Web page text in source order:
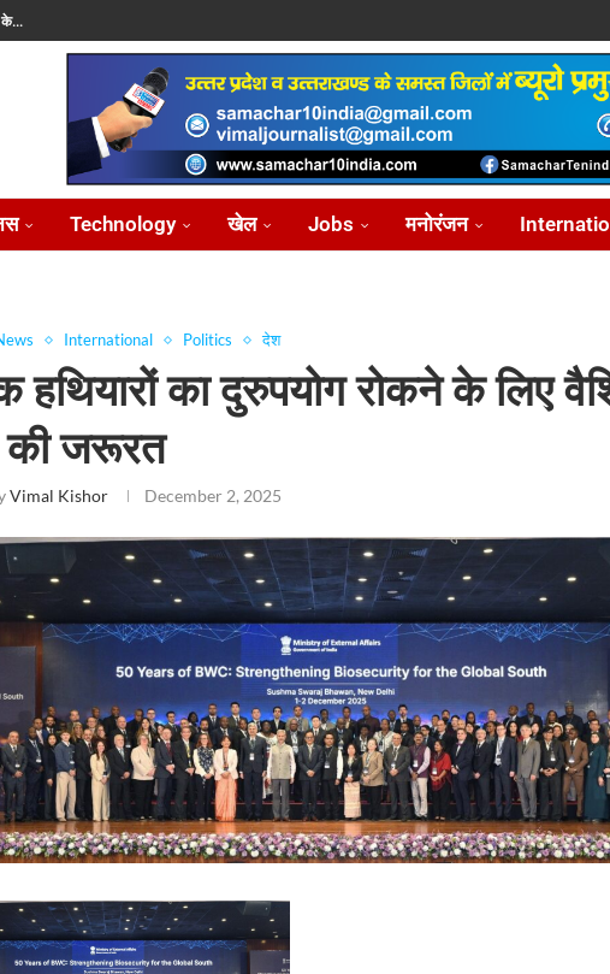
के...
Technology खेल Jobs मनोरंजन
International Politics देश
हथियारों का दुरुपयोग रोकने के लिए
की जरूरत
Vimal Kishor December 2, 2025